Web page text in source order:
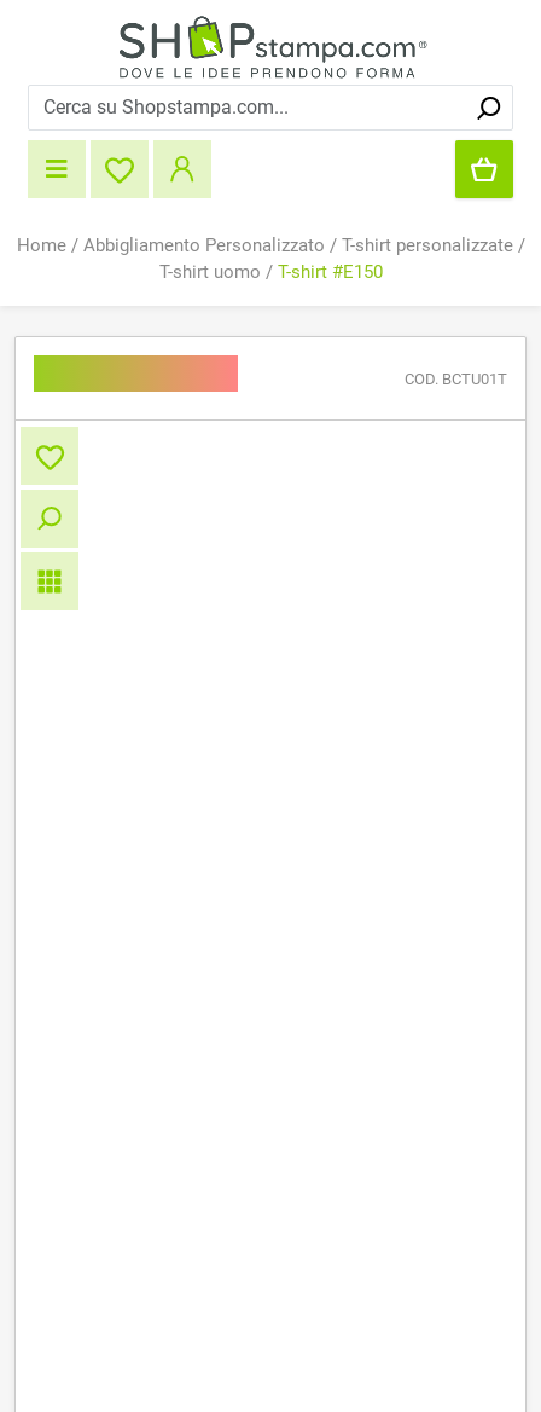
Home/ Abbigliamento Personalizzato / T-shirt personalizzate/
T-shirt uomo / T-shirt #E150
COD. BCTU01T